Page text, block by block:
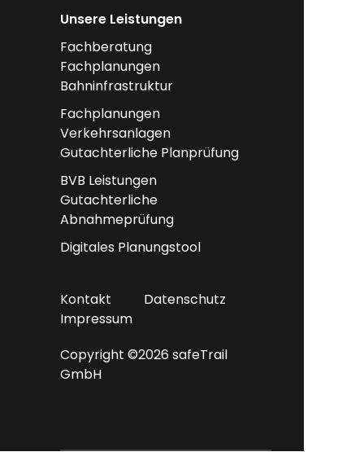
Unsere Leistungen
Fachberatung
Fachplanungen
Bahninfrastruktur
Fachplanungen
Verkehrsanlagen
Gutachterliche Planprüfung
BVB Leistungen
Gutachterliche
Abnahmeprüfung
Digitales Planungstool
Kontakt
Datenschutz
Impressum
Copyright ©2026 safeTrail
GmbH